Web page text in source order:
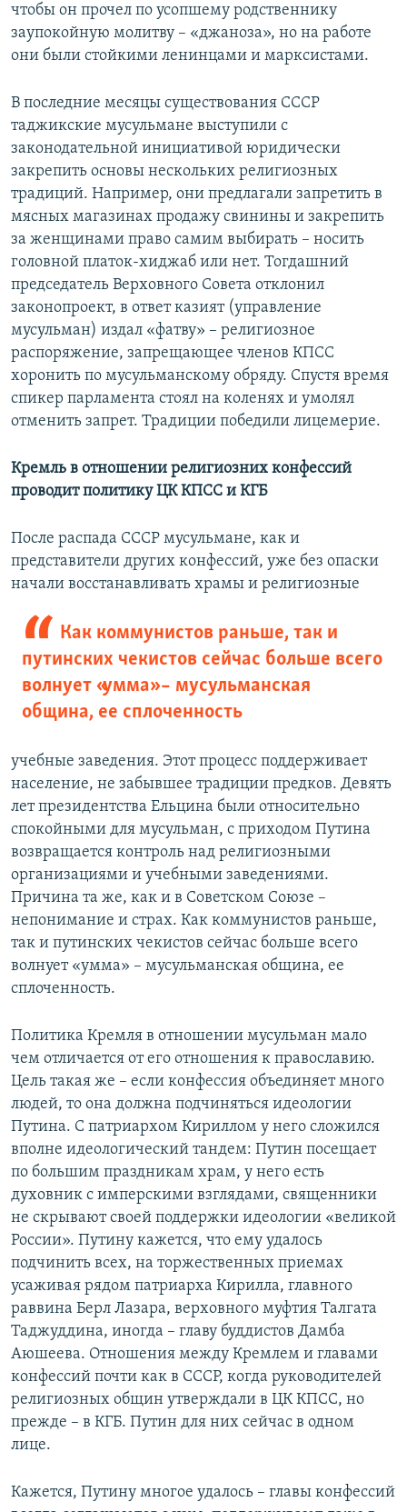
чтобы он прочел по усопшему родственнику
заупокойную молитву – «джаноза», но на работе
они были стойкими ленинцами и марксистами.
В последние месяцы существования СССР
таджикские мусульмане выступили с
законодательной инициативой юридически
закрепить основы нескольких религиозных
традиций. Например, они предлагали запретить в
мясных магазинах продажу свинины и закрепить
за женщинами право самим выбирать – носить
головной платок-хиджаб или нет. Тогдашний
председатель Верховного Совета отклонил
законопроект, в ответ казият (управление
мусульман) издал «фатву» – религиозное
распоряжение, запрещающее членов КПСС
хоронить по мусульманскому обряду. Спустя время
спикер парламента стоял на коленях и умолял
отменить запрет. Традиции победили лицемерие.
Кремль в отношении религиозних конфессий
проводит политику ЦК КПСС и КГБ
После распада СССР мусульмане, как и
представители других конфессий, уже без опаски
начали восстанавливать храмы и религиозные
Как коммунистов раньше, так и
путинских чекистов сейчас больше всего
волнует «умма» – мусульманская
община, ее сплоченность
учебные заведения. Этот процесс поддерживает
население, не забывшее традиции предков. Девять
лет президентства Ельцина были относительно
спокойными для мусульман, с приходом Путина
возвращается контроль над религиозными
организациями и учебными заведениями.
Причина та же, как и в Советском Союзе –
непонимание и страх. Как коммунистов раньше,
так и путинских чекистов сейчас больше всего
волнует «умма» – мусульманская община, ее
сплоченность.
Политика Кремля в отношении мусульман мало
чем отличается от его отношения к православию.
Цель такая же – если конфессия объединяет много
людей, то она должна подчиняться идеологии
Путина. С патриархом Кириллом у него сложился
вполне идеологический тандем: Путин посещает
по большим праздникам храм, у него есть
духовник с имперскими взглядами, священники
не скрывают своей поддержки идеологии «великой
России». Путину кажется, что ему удалось
подчинить всех, на торжественных приемах
усаживая рядом патриарха Кирилла, главного
раввина Берл Лазара, верховного муфтия Талгата
Таджуддина, иногда – главу буддистов Дамба
Аюшеева. Отношения между Кремлем и главами
конфессий почти как в СССР, когда руководителей
религиозных общин утверждали в ЦК КПСС, но
прежде – в КГБ. Путин для них сейчас в одном
лице.
Кажется, Путину многое удалось – главы конфессий